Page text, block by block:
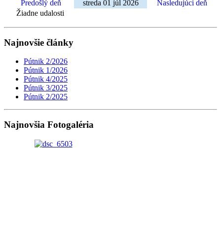
Predošlý deň streda 01 júl 2026
Nasledujúci deň
Žiadne udalosti
Najnovšie články
Pútnik 2/2026
Pútnik 1/2026
Pútnik 4/2025
Pútnik 3/2025
Pútnik 2/2025
Najnovšia Fotogaléria